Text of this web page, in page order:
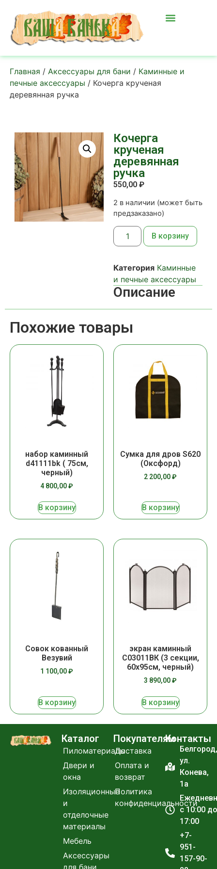
Главная / Аксессуары для бани / Каминные и
печные аксессуары / Кочерга крученая
деревянная ручка
Кочерга
крученая
деревянная
ручка
550,00 ₽
2 в наличии (может быть
предзаказано)
В корзину
Категория Каминные
и печные аксессуары
Описание
Похожие товары
набор каминный
d41111bk ( 75см,
черный)
4 800,00₽
В корзину
Сумка для дров S620
(Оксфорд)
2 200,00₽
В корзину
Совок кованный
Везувий
1 100,00₽
В корзину
экран каминный
С03011ВК (3 секции,
60х95см, черный)
3 890,00₽
В корзину
Каталог
Пиломатериалы
Двери и
окна
Изоляционные
и
отделочные
материалы
Мебель
Аксессуары
Покупателям
Доставка
Оплата и
возврат
Политика
конфиденциальности
Контакты
Белгород,
ул.
Конева,
1а
с 10:00 до
17:00
+7-
951-
157-90-